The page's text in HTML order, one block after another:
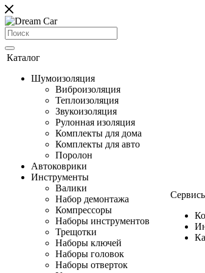
Каталог
Шумоизоляция
Виброизоляция
Теплоизоляция
Звукоизоляция
Рулонная изоляция
Комплекты для дома
Комплекты для авто
Поролон
Автоковрики
Инструменты
Валики
Набор демонтажа
Компрессоры
Наборы инструментов
Трещотки
Наборы ключей
Наборы головок
Наборы отверток